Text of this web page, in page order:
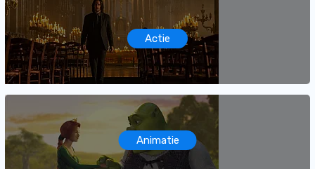
Actie
Animatie